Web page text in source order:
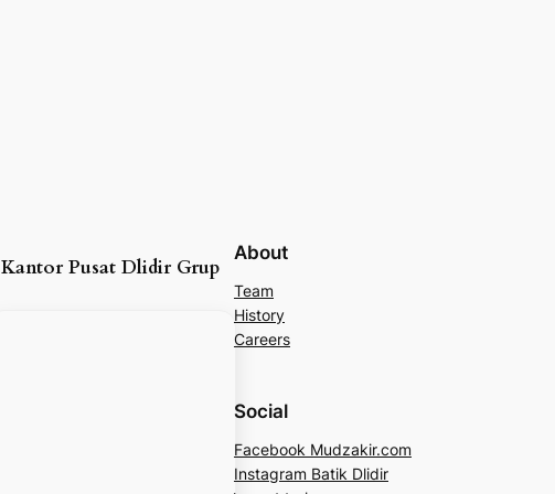
Kantor Pusat Dlidir Grup
About
Team
History
Careers
Social
Facebook Mudzakir.com
Instagram Batik Dlidir